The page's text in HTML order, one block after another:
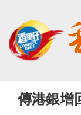
傳港銀增